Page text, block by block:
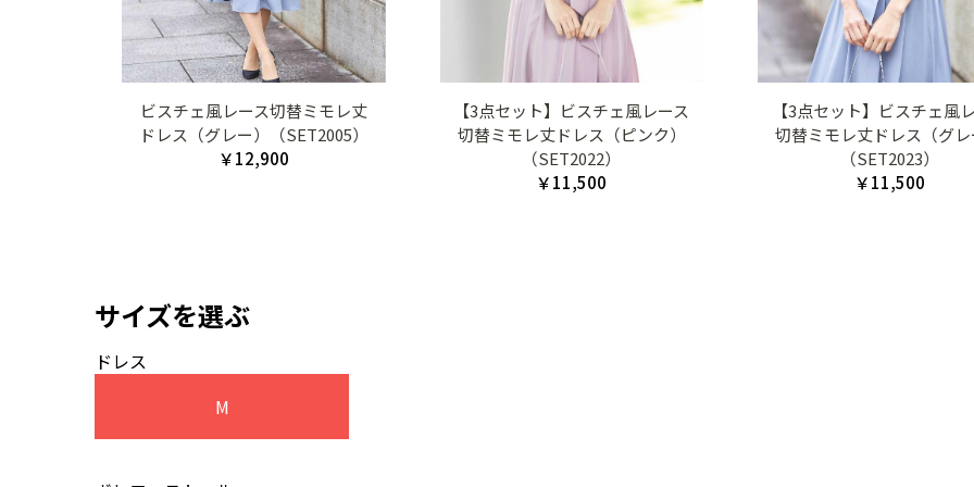
ビスチェ風レース切替ミモレ丈
ドレス（グレー）（SET2005）
￥12,900
【3点セット】ビスチェ風レース
切替ミモレ丈ドレス（ピンク）
（SET2022）
￥11,500
【3点セット】ビスチェ風
切替ミモレ丈ドレス（グ
（SET2023）
￥11,500
サイズを選ぶ
ドレス
M